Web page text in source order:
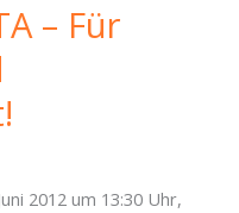
– Für
2012 um 13:30 Uhr,